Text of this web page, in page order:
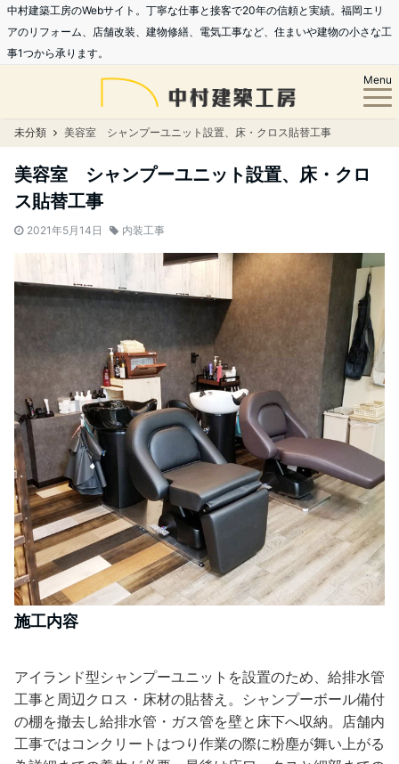
中村建築工房のWebサイト。丁寧な仕事と接客で20年の信頼と実績。福岡エリ
アのリフォーム、店舗改装、建物修繕、電気工事など、住まいや建物の小さな工
事1つから承ります。
Menu
未分類 美容室 シャンプーユニット設置、床・クロス貼替工事
美容室 シャンプーユニット設置、床・クロ
ス貼替工事
2021年5月14日 内装工事
施工内容
アイランド型シャンプーユニットを設置のため、給排水管
工事と周辺クロス・床材の貼替え。シャンプーボール備付
の棚を撤去し給排水管・ガス管を壁と床下へ収納。店舗内
工事ではコンクリートはつり作業の際に粉塵が舞い上がる